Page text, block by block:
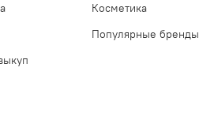
Косметика
Популярные бренды